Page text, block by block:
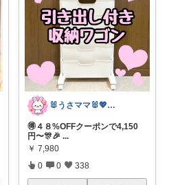
🐰うさママ🐰💖キッズ・ママの日常✨
🉐４８%OFFクーポンで4,150
円〜🎊🎉 ...
￥ 7,980
0 0 338